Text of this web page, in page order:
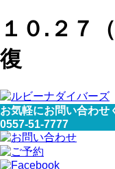
１０.２７
復
お気軽にお問い合わせ
0557-51-7777